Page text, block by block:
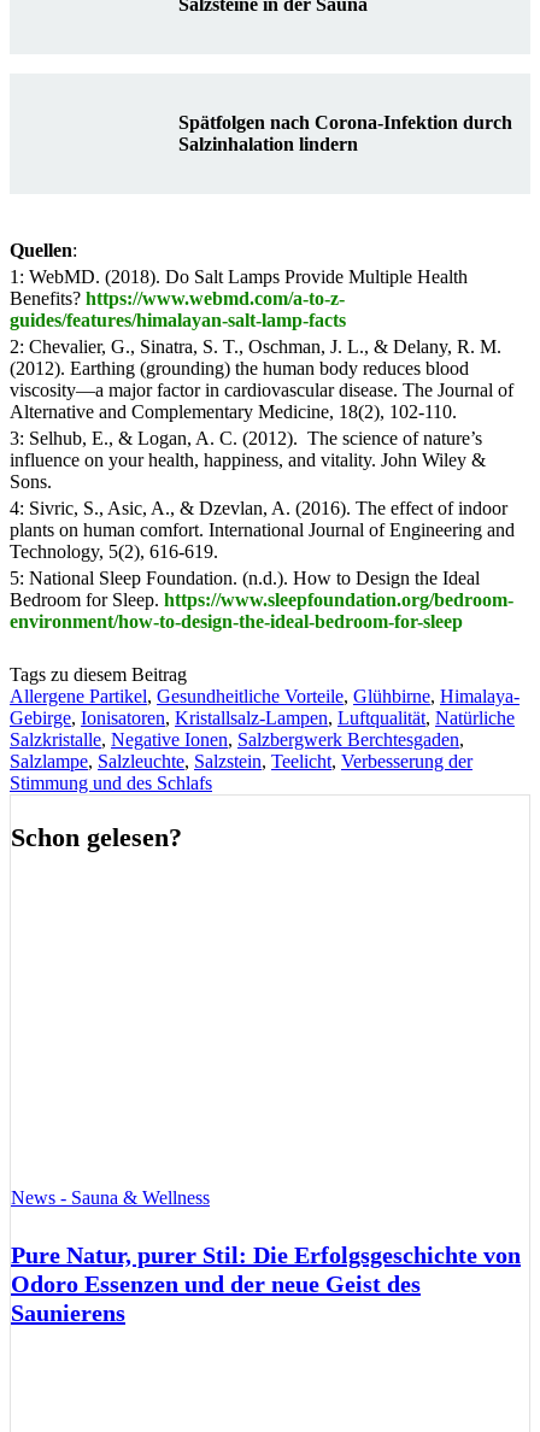
Spätfolgen nach Corona-Infektion durch
Salzinhalation lindern
Quellen:
1: WebMD. (2018). Do Salt Lamps Provide Multiple Health
Benefits? https://www.webmd.com/a-to-z-
guides/features/himalayan-salt-lamp-facts
2: Chevalier, G., Sinatra, S. T., Oschman, J. L., & Delany, R. M.
(2012). Earthing (grounding) the human body reduces blood
viscosity—a major factor in cardiovascular disease. The Journal of
Alternative and Complementary Medicine, 18(2), 102-110.
3: Selhub, E., & Logan, A. C. (2012). The science of nature’s
influence on your health, happiness, and vitality. John Wiley &
Sons.
4: Sivric, S., Asic, A., & Dzevlan, A. (2016). The effect of indoor
plants on human comfort. International Journal of Engineering and
Technology, 5(2), 616-619.
5: National Sleep Foundation. (n.d.). How to Design the Ideal
Bedroom for Sleep. https://www.sleepfoundation.org/bedroom-
environment/how-to-design-the-ideal-bedroom-for-sleep
Tags zu diesem Beitrag
Allergene Partikel, Gesundheitliche Vorteile, Glühbirne, Himalaya-
Gebirge, Ionisatoren, Kristallsalz-Lampen, Luftqualität, Natürliche
Salzkristalle, Negative Ionen, Salzbergwerk Berchtesgaden,
Salzlampe, Salzleuchte, Salzstein, Teelicht, Verbesserung der
Stimmung und des Schlafs
Schon gelesen?
News - Sauna & Wellness
Pure Natur, purer Stil: Die Erfolgsgeschichte von
Odoro Essenzen und der neue Geist des
Saunierens